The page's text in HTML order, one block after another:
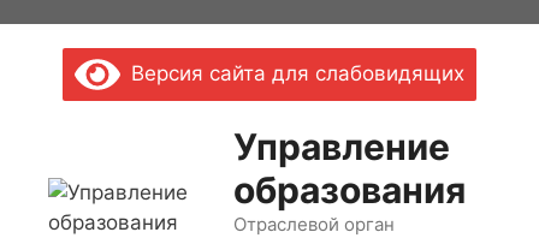
содержимомуВерсия сайта для слабовидящих
Управление
образования
Отраслевой орган